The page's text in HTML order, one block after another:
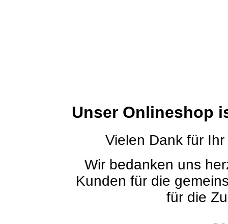
Unser Onlineshop
Vielen Dank für
Wir bedanken uns
Kunden für die
für die